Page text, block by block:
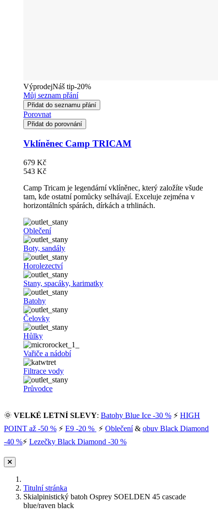
VýprodejNáš tip-20%
Můj seznam přání
Přidat do seznamu přání
Porovnat
Přidat do porovnání
Vklíněnec Camp TRICAM
679 Kč
543 Kč
Camp Tricam je legendární vklíněnec, který založíte všude
tam, kde ostatní pomůcky selhávají. Exceluje zejména v
horizontálních spárách, dírkách a trhlinách.
Oblečení
Boty, sandály
Horolezectví
Stany, spacáky, karimatky
Batohy
Čelovky
Hůlky
Vařiče a nádobí
Filtrace vody
Průvodce
🌞 VELKÉ LETNÍ SLEVY: Batohy Blue Ice -30 % ⚡ HIGH
POINT až -50 % ⚡ E9 -20 % ⚡ Oblečení& obuv Black Diamond
-40 %⚡ Lezečky Black Diamond -30 %
Titulní stránka
Skialpinistický batoh Osprey SOELDEN 45 cascade
blue/raven black